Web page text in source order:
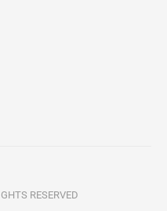
RESERVED